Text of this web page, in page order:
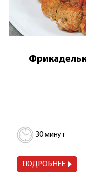
30 минут
ПОДРОБНЕЕ